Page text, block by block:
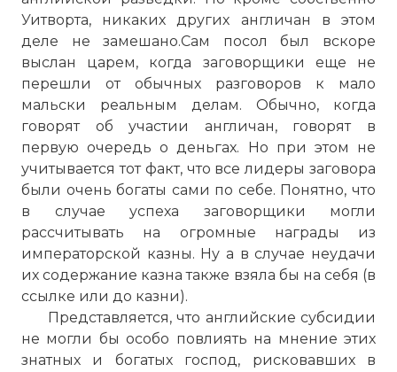
Уитворта, никаких других англичан в этом
деле не замешано.Сам посол был вскоре
выслан царем, когда заговорщики еще не
перешли от обычных разговоров к мало
мальски реальным делам. Обычно, когда
говорят об участии англичан, говорят в
первую очередь о деньгах. Но при этом не
учитывается тот факт, что все лидеры заговора
были очень богаты сами по себе. Понятно, что
в случае успеха заговорщики могли
рассчитывать на огромные награды из
императорской казны. Ну а в случае неудачи
их содержание казна также взяла бы на себя (в
ссылке или до казни).
Представляется, что английские субсидии
не могли бы особо повлиять на мнение этих
знатных и богатых господ, рисковавших в